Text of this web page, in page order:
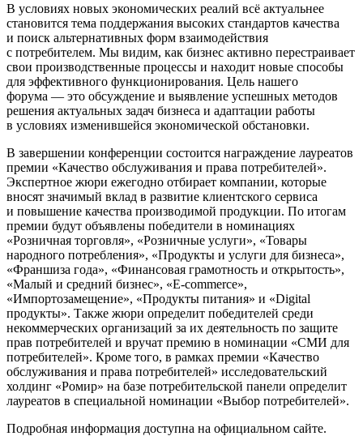
В условиях новых экономических реалий всё актуальнее
становится тема поддержания высоких стандартов качества
и поиск альтернативных форм взаимодействия
с потребителем. Мы видим, как бизнес активно перестраивает
свои производственные процессы и находит новые способы
для эффективного функционирования. Цель нашего
форума — это обсуждение и выявление успешных методов
решения актуальных задач бизнеса и адаптации работы
в условиях изменившейся экономической обстановки.
В завершении конференции состоится награждение лауреатов
премии «Качество обслуживания и права потребителей».
Экспертное жюри ежегодно отбирает компании, которые
вносят значимый вклад в развитие клиентского сервиса
и повышение качества производимой продукции. По итогам
премии будут объявлены победители в номинациях
«Розничная торговля», «Розничные услуги», «Товары
народного потребления», «Продукты и услуги для бизнеса»,
«Франшиза года», «Финансовая грамотность и открытость»,
«Малый и средний бизнес», «E-commerce»,
«Импортозамещение», «Продукты питания» и «Digital
продукты». Также жюри определит победителей среди
некоммерческих организаций за их деятельность по защите
прав потребителей и вручат премию в номинации «СМИ для
потребителей». Кроме того, в рамках премии «Качество
обслуживания и права потребителей» исследовательский
холдинг «Ромир» на базе потребительской панели определит
лауреатов в специальной номинации «Выбор потребителей».
Подробная информация доступна на официальном сайте.